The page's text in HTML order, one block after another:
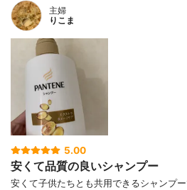
主婦
りこま
5.00
安くて品質の良いシャンプー
安くて子供たちとも共用できるシャンプ